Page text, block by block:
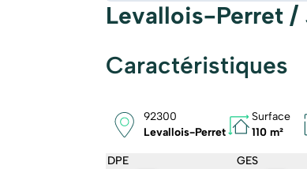
Levallois-Perret /
Caractéristiques
92300
Levallois-Perret
Surface
110 m²
DPE
GES